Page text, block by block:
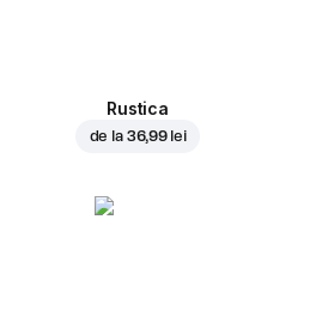
Rustica
de la 36,99 lei